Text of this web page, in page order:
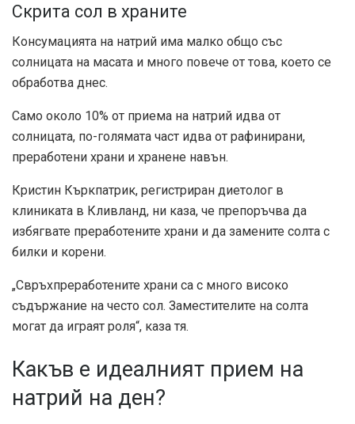
Скрита сол в храните
Консумацията на натрий има малко общо със
солницата на масата и много повече от това, което се
обработва днес.
Само около 10% от приема на натрий идва от
солницата, по-голямата част идва от рафинирани,
преработени храни и хранене навън.
Кристин Къркпатрик, регистриран диетолог в
клиниката в Кливланд, ни каза, че препоръчва да
избягвате преработените храни и да замените солта с
билки и корени.
„Свръхпреработените храни са с много високо
съдържание на често сол. Заместителите на солта
могат да играят роля“, каза тя.
Какъв е идеалният прием на
натрий на ден?